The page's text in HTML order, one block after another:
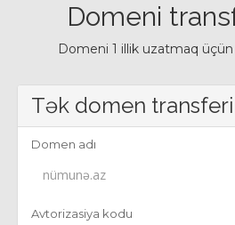
Domeni
Domeni 1 illik uzatmaq
Tək domen transferi
Domen adı
Avtorizasiya kodu